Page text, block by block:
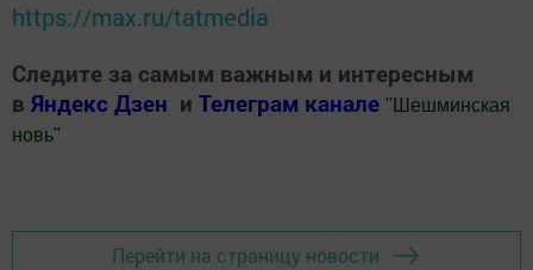
https://max.ru/tatmedia
Следите за самым важным и интересным
в Яндекс Дзен и Телеграм канале " Шешминская
новь"
Перейти на страницу новости